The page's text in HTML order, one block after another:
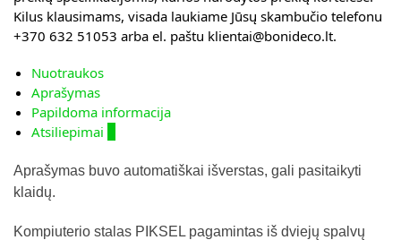
Kilus klausimams, visada laukiame Jūsų skambučio telefonu
+370 632 51053 arba el. paštu klientai@bonideco.lt.
Nuotraukos
Aprašymas
Papildoma informacija
Atsiliepimai
Aprašymas buvo automatiškai išverstas, gali pasitaikyti
klaidų.
Kompiuterio stalas PIKSEL pagamintas iš dviejų spalvų